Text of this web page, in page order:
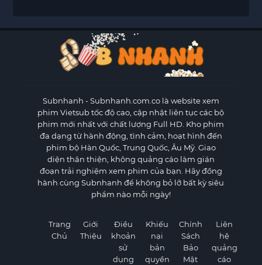
Subnhanh - Subnhanh.com.co là website xem
phim Vietsub tốc độ cao, cập nhật liên tục các bộ
phim mới nhất với chất lượng Full HD. Kho phim
đa dạng từ hành động, tình cảm, hoạt hình đến
phim bộ Hàn Quốc, Trung Quốc, Âu Mỹ. Giao
diện thân thiện, không quảng cáo làm gián
đoạn trải nghiệm xem phim của bạn. Hãy đồng
hành cùng Subnhanh để không bỏ lỡ bất kỳ siêu
phẩm nào mỗi ngày!
Trang
Chủ
Giới
Thiệu
Điều
khoản
sử
dụng
Khiếu
nại
bản
quyền
Chính
Sách
Bảo
Mật
Liên
hệ
quảng
cáo